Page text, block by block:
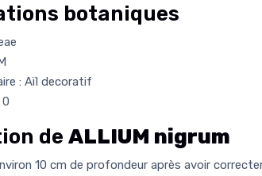
botaniques
: Aïl decoratif
de ALLIUM nigrum
10 cm de profondeur après avoir